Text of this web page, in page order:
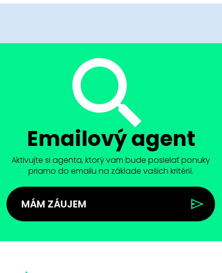
Emailový agent
Aktivujte si agenta, ktorý vam bude posielať ponuky
priamo do emailu na základe vašich kritérií.
MÁM ZÁUJEM